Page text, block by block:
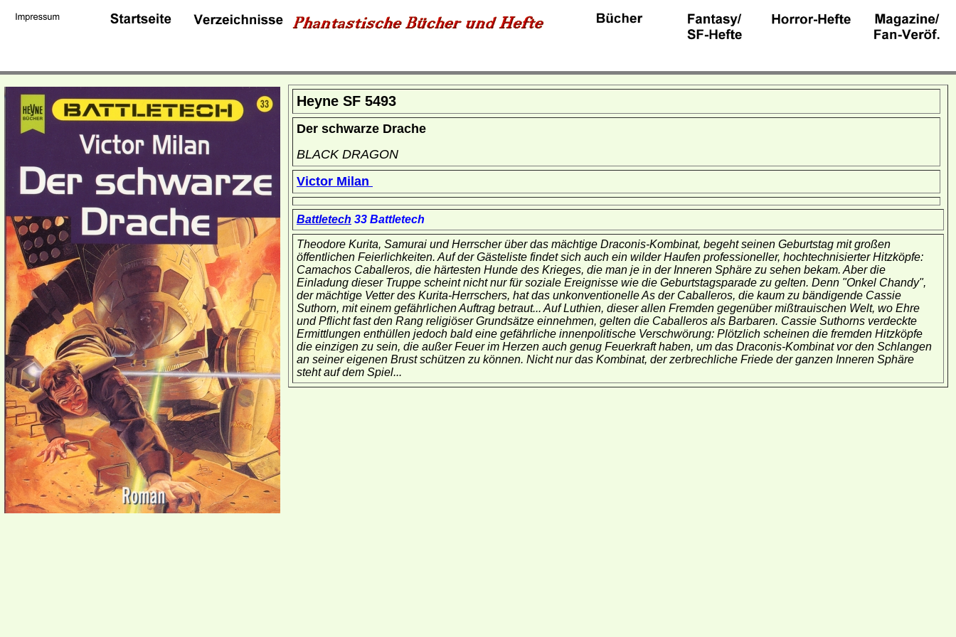
Heyne SF 5493
Der schwarze Drache
BLACK DRAGON
Victor Milan
Battletech 33 Battletech
Theodore Kurita, Samurai und Herrscher über das mächtige Draconis-Kombinat, begeht seinen Geburtstag mit großen
öffentlichen Feierlichkeiten. Auf der Gästeliste findet sich auch ein wilder Haufen professioneller, hochtechnisierter Hitzköpfe:
Camachos Caballeros, die härtesten Hunde des Krieges, die man je in der Inneren Sphäre zu sehen bekam. Aber die
Einladung dieser Truppe scheint nicht nur für soziale Ereignisse wie die Geburtstagsparade zu gelten. Denn "Onkel Chandy",
der mächtige Vetter des Kurita-Herrschers, hat das unkonventionelle As der Caballeros, die kaum zu bändigende Cassie
Suthorn, mit einem gefährlichen Auftrag betraut... Auf Luthien, dieser allen Fremden gegenüber mißtrauischen Welt, wo Ehre
und Pflicht fast den Rang religiöser Grundsätze einnehmen, gelten die Caballeros als Barbaren. Cassie Suthorns verdeckte
Ermittlungen enthüllen jedoch bald eine gefährliche innenpolitische Verschwörung: Plötzlich scheinen die fremden Hitzköpfe
die einzigen zu sein, die außer Feuer im Herzen auch genug Feuerkraft haben, um das Draconis-Kombinat vor den Schlangen
an seiner eigenen Brust schützen zu können. Nicht nur das Kombinat, der zerbrechliche Friede der ganzen Inneren Sphäre
steht auf dem Spiel...